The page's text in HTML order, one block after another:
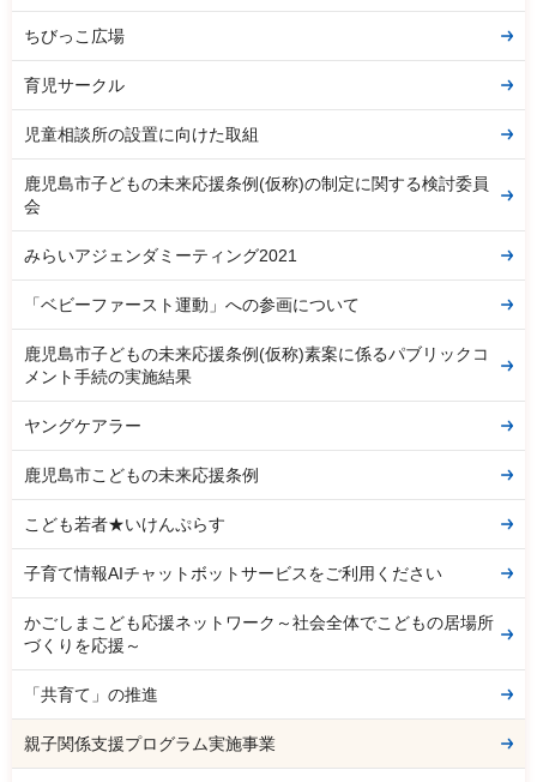
ちびっこ広場
育児サークル
児童相談所の設置に向けた取組
鹿児島市子どもの未来応援条例(仮称)の制定に関する検討委員
会
みらいアジェンダミーティング2021
「ベビーファースト運動」への参画について
鹿児島市子どもの未来応援条例(仮称)素案に係るパブリックコ
メント手続の実施結果
ヤングケアラー
鹿児島市こどもの未来応援条例
こども若者★いけんぷらす
子育て情報AIチャットボットサービスをご利用ください
かごしまこども応援ネットワーク～社会全体でこどもの居場所
づくりを応援～
「共育て」の推進
親子関係支援プログラム実施事業